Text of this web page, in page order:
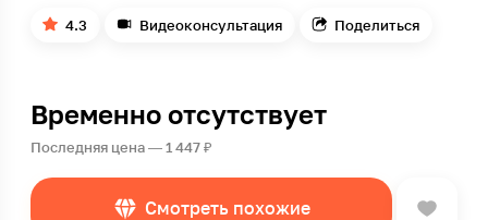
4.3 Видеоконсультация Поделиться
Временно отсутствует
Последняя цена — 1 447 ₽
Смотреть похожие